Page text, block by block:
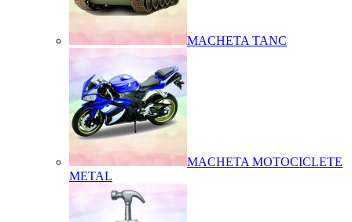
MACHETA TANC
MACHETA MOTOCICLETE
METAL